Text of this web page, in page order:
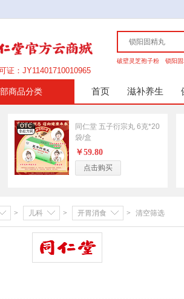
证：JY11401710010965
证：晋综食药监械经营许20210153号
证：晋DA351b00134
破壁灵芝孢子粉 锁阳
商品分类
方药
妇科
滋补
礼盒
参茸细贵
康
营养成分
护体护手
首页 滋补养生
OTC
非处方药
同仁堂 五子衍宗丸 6克*20
袋/盒
￥59.80
点击购买
> 儿科 > 开胃消食 > 清空筛选